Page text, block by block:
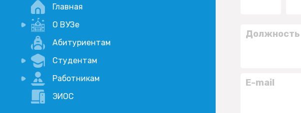
Главная
О ВУЗе
Новости
Учебный процесс
Научная деятельность
Абитуриентам
Студентам
Портал дистанционого обучения
Академические отпуска
Работникам
Внимание, опрос!
ЭИОС
Должность
E-mail